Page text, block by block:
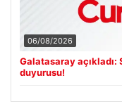
06/08/2026
Galatasaray açıkladı:
duyurusu!